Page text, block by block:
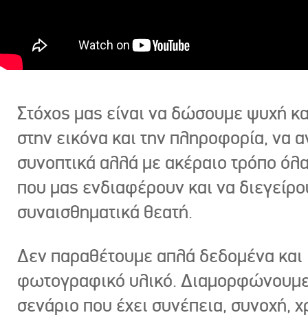
Στόχος μας είναι να δώσουμε ψυχή
στην εικόνα και την πληροφορία, να
συνοπτικά αλλά με ακέραιο τρόπο
που μας ενδιαφέρουν και να
συναισθηματικά θεατή.
Δεν παραθέτουμε απλά δεδομένα και
φωτογραφικό υλικό.
σενάριο που έχει συνέπεια, συνοχή,